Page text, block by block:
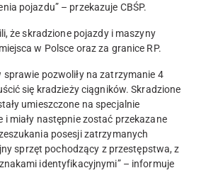
pojazdu” – przekazuje CBŚP.
że skradzione pojazdy i maszyny
w Polsce oraz za granice RP.
sprawie pozwoliły na zatrzymanie 4
się kradzieży ciągników.Skradzione
umieszczone na specjalnie
i miały następnie zostać przekazane
posesji zatrzymanych
sprzęt pochodzący z przestępstwa, z
identyfikacyjnymi” – informuje